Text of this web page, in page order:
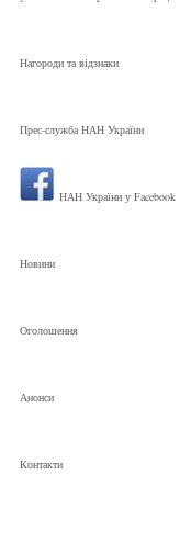
Нагороди та відзнаки
Прес-служба НАН України
НАН України у Facebook
Новини
Оголошення
Анонси
Контакти